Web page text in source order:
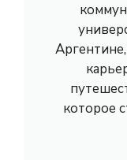
которое